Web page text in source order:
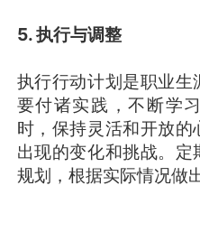
5. 执行与调整
执行行动计划是职业
要付诸实践，不断学
时，保持灵活和开放
出现的变化和挑战。
规划，根据实际情况做